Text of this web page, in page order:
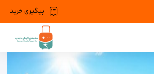
پیگیری خرید